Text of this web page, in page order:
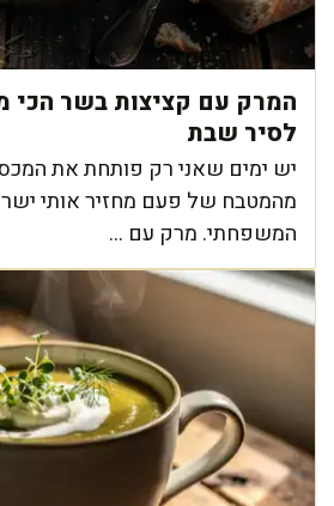
המרק עם קציצות בשר הכי
לסיר שבת
יש ימים שאני רק פותחת את
מהמטבח של פעם מחזיר אותי
המשפחתי. מרק עם ...